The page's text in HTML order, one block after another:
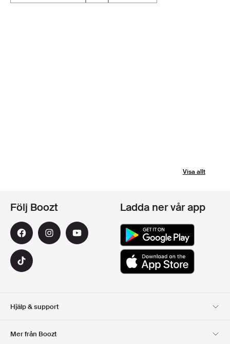
Visa allt
Hjälp & support
Mer från Boozt
Följ Boozt Ladda ner vår app